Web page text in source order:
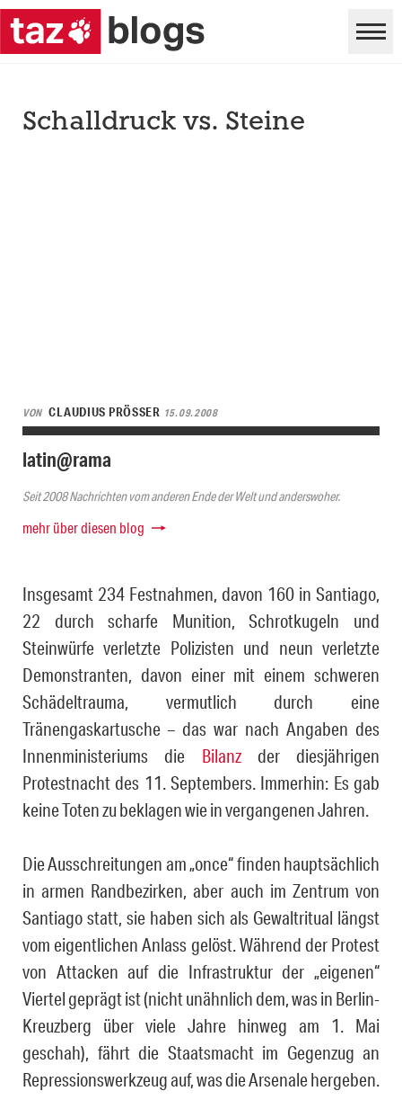
Schalldruck vs. Steine
VON CLAUDIUS PRÖSSER 15.09.2008
latin@rama
Seit 2008 Nachrichten vom anderen Ende der Welt und anderswoher.
mehr über diesen blog
Insgesamt 234 Festnahmen, davon 160 in Santiago,
22 durch scharfe Mu­ni­tion, Schrotkugeln und
Steinwürfe verletzte Polizisten und neun ver­letz­te
Demonstranten, davon einer mit einem schweren
Schädeltrauma, vermutlich durch eine
Tränengaskartusche – das war nach Angaben des
Innenministeriums die Bilanzder diesjährigen
Protestnacht des 11. Septembers. Immerhin: Es gab
keine Toten zu beklagen wie in ver­gangenen Jahren.
Die Ausschreitungen am „once“ finden hauptsächlich
in armen Rand­be­zir­ken, aber auch im Zentrum von
Santiago statt, sie haben sich als Ge­walt­ri­tu­al längst
vom eigentlichen Anlass gelöst. Während der Protest
von Attacken auf die Infrastruktur der „eigenen“
Viertel geprägt ist (nicht un­ähnlich dem, was in Berlin-
Kreuzberg über viele Jahre hinweg am 1. Mai
geschah), fährt die Staatsmacht im Gegenzug an
Repressionswerkzeug auf, was die Arsenale hergeben.